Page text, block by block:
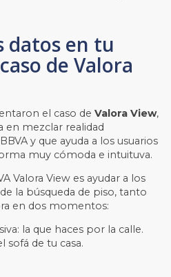
datos en tu
de Valora
el caso deValora View,
en mezclar realidad
y que ayuda a los usuarios
muy cómoda e intuituva.
Valora View es ayudar a los
la búsqueda de piso, tanto
en dos momentos:
la que haces por la calle.
sofá de tu casa.